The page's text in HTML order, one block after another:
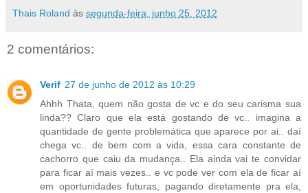
Thais Roland às segunda-feira, junho 25, 2012
2 comentários:
Verif 27 de junho de 2012 às 10:29
Ahhh Thata, quem não gosta de vc e do seu carisma sua
linda?? Claro que ela está gostando de vc.. imagina a
quantidade de gente problemática que aparece por ai.. daí
chega vc.. de bem com a vida, essa cara constante de
cachorro que caiu da mudança.. Ela ainda vai te convidar
para ficar aí mais vezes.. e vc pode ver com ela de ficar aí
em oportunidades futuras, pagando diretamente pra ela,